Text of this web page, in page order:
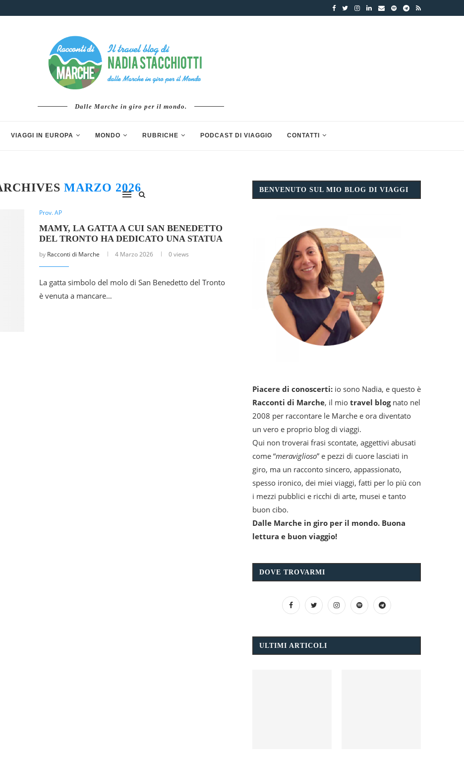
Dalle Marche in giro per il mondo.
VIAGGI IN EUROPA MONDO RUBRICHE PODCAST DI VIAGGIO CONTATTI
MARZO 2026
Prov. AP
MAMY, LA GATTA A CUI SAN BENEDETTO
DEL TRONTO HA DEDICATO UNA STATUA
by Racconti di Marche 4 Marzo 2026 0 views
La gatta simbolo del molo di San Benedetto del Tronto
è venuta a mancare…
BENVENUTO SUL MIO BLOG DI VIAGGI
Piacere di conoscerti: io sono Nadia, e questo è
Racconti di Marche, il mio travel blognato nel
2008 per raccontare le Marche e ora diventato
un vero e proprio blog di viaggi.
Qui non troverai frasi scontate, aggettivi abusati
come “meraviglioso” e pezzi di cuore lasciati in
giro, ma un racconto sincero, appassionato,
spesso ironico, dei miei viaggi, fatti per lo più con
i mezzi pubblici e ricchi di arte, musei e tanto
buon cibo.
Dalle Marche in giro per il mondo. Buona
lettura e buon viaggio!
DOVE TROVARMI
ULTIMI ARTICOLI